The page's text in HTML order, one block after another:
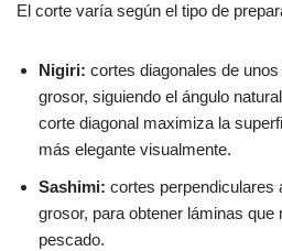
El corte varía según el tipo de
Nigiri: cortes diagonales de
grosor, siguiendo el ángulo
corte diagonal maximiza la
más elegante visualmente.
Sashimi: cortes perpendiculares
grosor, para obtener láminas que
pescado.